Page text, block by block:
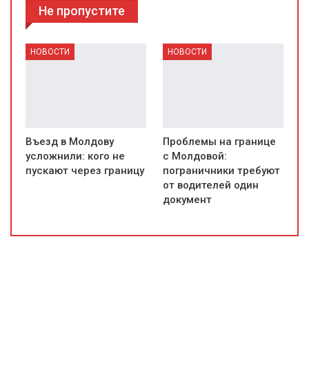
Не пропустите
НОВОСТИ
Въезд в Молдову
усложнили: кого не
пускают через границу
НОВОСТИ
Проблемы на границе
с Молдовой:
пограничники требуют
от водителей один
документ